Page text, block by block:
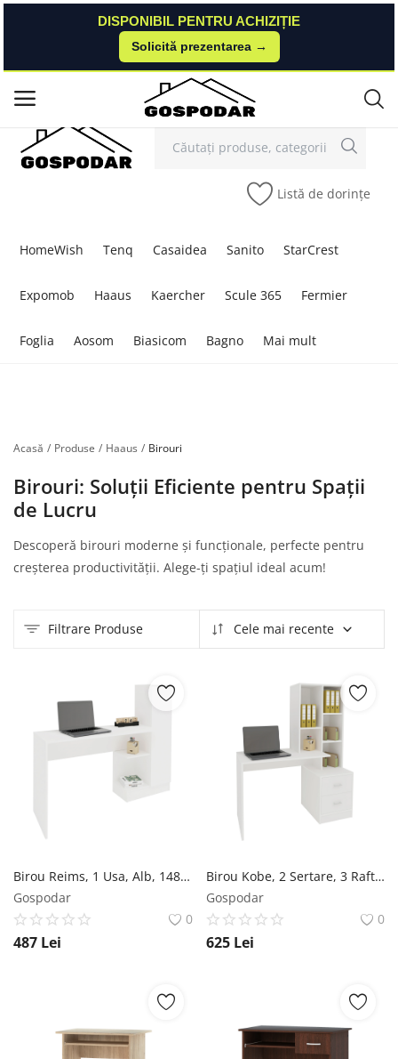
DISPONIBIL PENTRU ACHIZIȚIE
Solicită prezentarea →
Contact Autentificare Înregistrare
Listă de dorințe
HomeWish Tenq Casaidea Sanito StarCrest
Expomob Haaus Kaercher Scule 365 Fermier
Foglia Aosom Biasicom Bagno Mai mult
DISPONIBIL PENTRU ACHIZIȚIE
Solicită prezentarea →
Meniu principal
Categorii
Acasă Produse Haaus Birouri
Birouri: Soluții Eficiente pentru Spații
de Lucru
Descoperă birouri moderne și funcționale, perfecte pentru
creșterea productivității. Alege-ți spațiul ideal acum!
Filtrare Produse Cele mai recente
Birou Reims, 1 Usa, Alb, 148 x 45 x 120 cm
Gospodar
0
487 Lei
Birou Kobe, 2 Sertare, 3 Rafturi, Alb, 117 x 50 x 143 cm
Gospodar
0
625 Lei